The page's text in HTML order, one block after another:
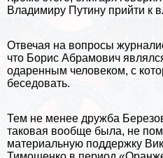
Владимиру Путину прийти к
Отвечая на вопросы
что Борис Абрамович
одаренным человеком, с
беседовать.
Тем не менее дружба
таковая вообще была, не
материальную поддержку